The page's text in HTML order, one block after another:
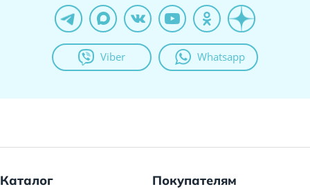
Viber Whatsapp
Каталог Покупателям